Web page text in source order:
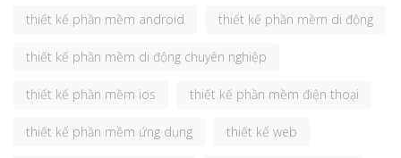
thiết kế phần mềm android thiết kế phần mềm di động
thiết kế phần mềm di động chuyên nghiệp
thiết kế phần mềm ios thiết kế phần mềm điện thoại
thiết kế phần mềm ứng dụng thiết kế web